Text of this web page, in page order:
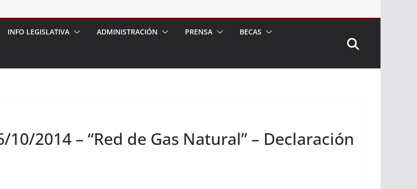
INFO LEGISLATIVA ADMINISTRACIÓN PRENSA BECAS
10/2014 – “Red de Gas Natural” – Declaración